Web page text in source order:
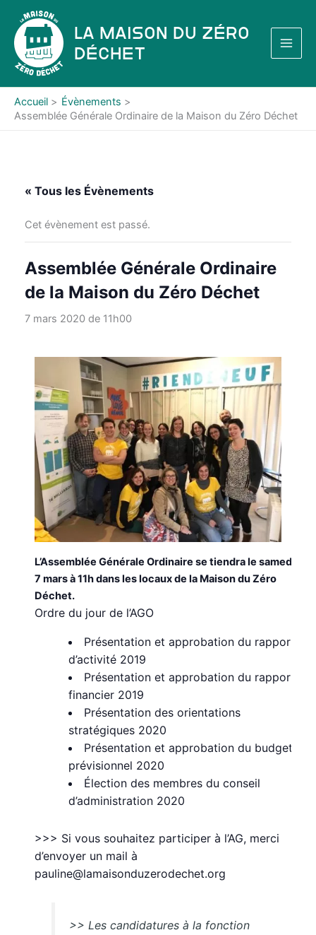
contenu
La Maison du Zéro
Déchet
Accueil
Évènements
Assemblée Générale Ordinaire de la Maison du Zéro Déchet
« Tous les Évènements
Cet évènement est passé.
Assemblée Générale Ordinaire
de la Maison du Zéro Déchet
7 mars 2020 de 11h00
L’Assemblée Générale Ordinaire se tiendra le samedi
7 mars à 11h dans les locaux de la Maison du Zéro
Déchet.
Ordre du jour de l’AGO
Présentation et approbation du rapport
d’activité 2019
Présentation et approbation du rapport
financier 2019
Présentation des orientations
stratégiques 2020
Présentation et approbation du budget
prévisionnel 2020
Élection des membres du conseil
d’administration 2020
>>> Si vous souhaitez participer à l’AG, merci
d’envoyer un mail à
pauline@lamaisonduzerodechet.org
>> Les candidatures à la fonction